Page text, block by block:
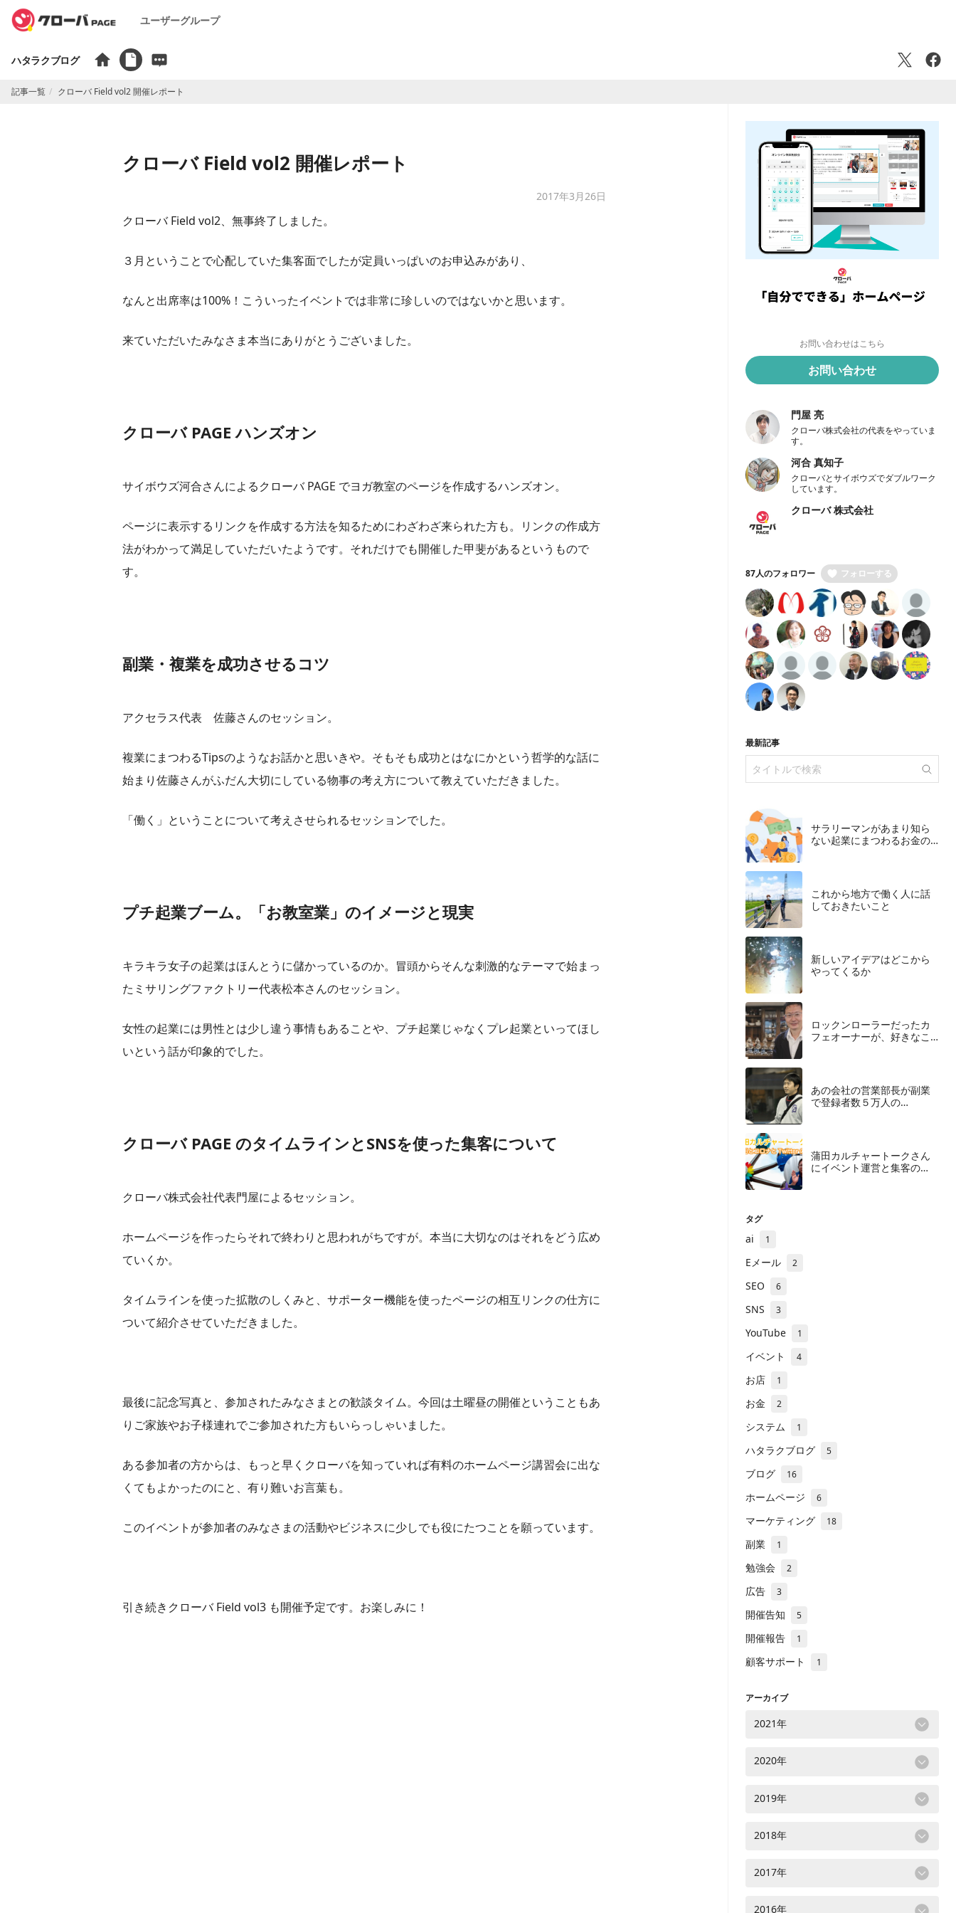
ユーザーグループ
ハタラクブログ
記事一覧 クローバ Field vol2 開催レポート
クローバ Field vol2 開催レポート
2017年3月26日
クローバ Field vol2、無事終了しました。
３月ということで心配していた集客面でしたが定員いっぱいのお申込みがあり、
なんと出席率は100%！こういったイベントでは非常に珍しいのではないかと思います。
来ていただいたみなさま本当にありがとうございました。
クローバ PAGE ハンズオン
サイボウズ河合さんによるクローバ PAGE でヨガ教室のページを作成するハンズオン。
ページに表示するリンクを作成する方法を知るためにわざわざ来られた方も。リンクの作成方
法がわかって満足していただいたようです。それだけでも開催した甲斐があるというもので
す。
副業・複業を成功させるコツ
アクセラス代表 佐藤さんのセッション。
複業にまつわるTipsのようなお話かと思いきや。そもそも成功とはなにかという哲学的な話に
始まり佐藤さんがふだん大切にしている物事の考え方について教えていただきました。
「働く」ということについて考えさせられるセッションでした。
プチ起業ブーム。「お教室業」のイメージと現実
キラキラ女子の起業はほんとうに儲かっているのか。冒頭からそんな刺激的なテーマで始まっ
たミサリングファクトリー代表松本さんのセッション。
女性の起業には男性とは少し違う事情もあることや、プチ起業じゃなくプレ起業といってほし
いという話が印象的でした。
クローバ PAGE のタイムラインとSNSを使った集客について
クローバ株式会社代表門屋によるセッション。
ホームページを作ったらそれで終わりと思われがちですが。本当に大切なのはそれをどう広め
ていくか。
タイムラインを使った拡散のしくみと、サポーター機能を使ったページの相互リンクの仕方に
ついて紹介させていただきました。
最後に記念写真と、参加されたみなさまとの歓談タイム。今回は土曜昼の開催ということもあ
りご家族やお子様連れでご参加された方もいらっしゃいました。
ある参加者の方からは、もっと早くクローバを知っていれば有料のホームページ講習会に出な
くてもよかったのにと、有り難いお言葉も。
このイベントが参加者のみなさまの活動やビジネスに少しでも役にたつことを願っています。
引き続きクローバ Field vol3 も開催予定です。お楽しみに！
お問い合わせはこちら
お問い合わせ
門屋 亮
クローバ株式会社の代表をやっていま
す。
河合 真知子
クローバとサイボウズでダブルワーク
しています。
クローバ 株式会社
87人のフォロワー フォローする
最新記事
サラリーマンがあまり知ら
ない起業にまつわるお金の
これから地方で働く人に話
しておきたいこと
​新しいアイデアはどこから
やってくるか
ロックンローラーだったカ
フェオーナーが、好きなこ
あの会社の営業部長が副業
で登録者数５万人の
蒲田カルチャートークさん
にイベント運営と集客の
タグ
ai 1
Eメール 2
SEO 6
SNS 3
YouTube 1
イベント 4
お店 1
お金 2
システム 1
ハタラクブログ 5
ブログ 16
ホームページ 6
マーケティング 18
副業 1
勉強会 2
広告 3
開催告知 5
開催報告 1
顧客サポート 1
アーカイブ
2021年
2020年
2019年
2018年
2017年
2016年